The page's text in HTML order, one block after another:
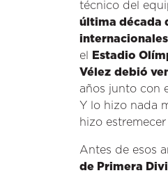
técnico del
última década
internacionales
el
Estadio
Vélez debió
años junto con
Y lo hizo nada
hizo
Antes de esos
de Primera